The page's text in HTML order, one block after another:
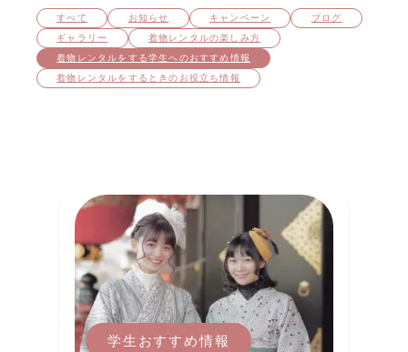
すべて お知らせ キャンペーン
ブログ
ギャラリー
着物レンタルの楽しみ方
着物レンタルをする学⽣へのおすすめ情報
着物レンタルをするときのお役立ち情報
学生おすすめ情報